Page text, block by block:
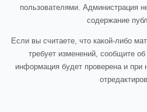
пользователями. Администрация
содержание
Если вы считаете, что какой-либо
требует изменений, сообщите
информация будет проверена и при